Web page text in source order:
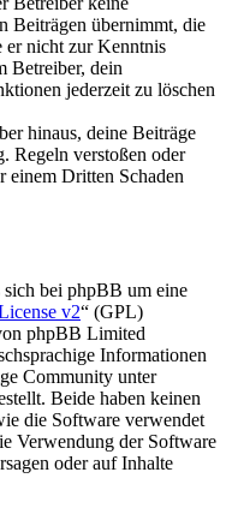
Beiträgen übernimmt, die
er nicht zur Kenntnis
Betreiber, dein
jederzeit zu löschen
hinaus, deine Beiträge
Regeln verstoßen oder
einem Dritten Schaden
bei phpBB um eine
v2“ (GPL)
phpBB Limited
Informationen
Community unter
Beide haben keinen
die Software verwendet
Verwendung der Software
oder auf Inhalte